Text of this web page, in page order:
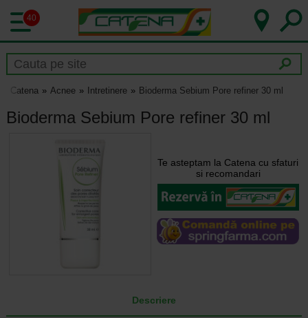
40
Catena Acnee Intretinere Bioderma Sebium Pore refiner 30 ml
Bioderma Sebium Pore refiner 30 ml
Te asteptam la Catena cu sfaturi
si recomandari
Descriere